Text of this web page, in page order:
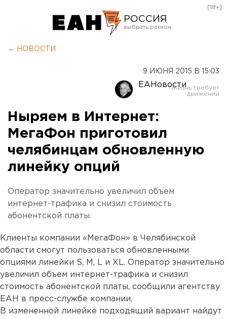
РОССИЯ
Оренбург
[18+]
← НОВОСТИ
9 ИЮНЯ 2015 В 15:03
ЕАНовости
Ныряем в Интернет:
МегаФон приготовил
челябинцам обновленную
линейку опций
Оператор значительно увеличил объем
интернет-трафика и снизил стоимость
абонентской платы.
Клиенты компании «МегаФон» в Челябинской
области смогут пользоваться обновленными
опциями линейки S, М, L и XL. Оператор значительно
увеличил объем интернет-трафика и снизил
стоимость абонентской платы, сообщили агентству
ЕАН в пресс-службе компании.
В измененной линейке подходящий вариант найдут